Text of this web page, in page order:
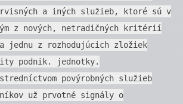
a iných služieb, ktoré sú v
z nových, netradičných kritérií
z rozhodujúcich zložiek
podnik. jednotky.
povýrobných služieb
už prvotné signály o